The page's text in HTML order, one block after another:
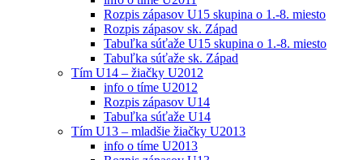
Rozpis zápasov U15 skupina o 1.-8. miesto
Rozpis zápasov sk. Západ
Tabuľka súťaže U15 skupina o 1.-8. miesto
Tabuľka súťaže sk. Západ
Tím U14 – žiačky U2012
info o tíme U2012
Rozpis zápasov U14
Tabuľka súťaže U14
Tím U13 – mladšie žiačky U2013
info o tíme U2013